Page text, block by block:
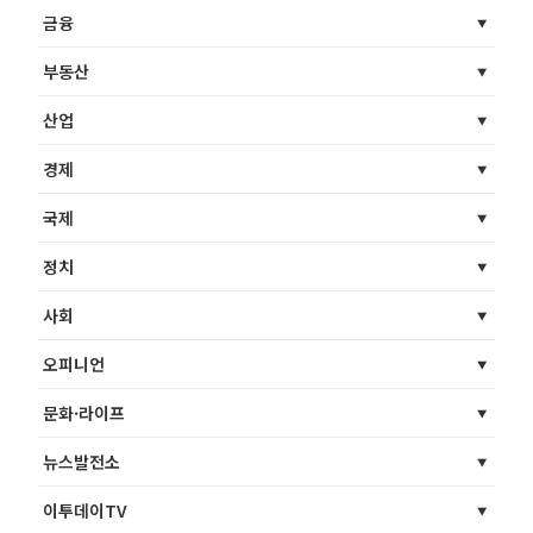
금융
부동산
산업
경제
국제
정치
사회
오피니언
문화·라이프
뉴스발전소
이투데이TV